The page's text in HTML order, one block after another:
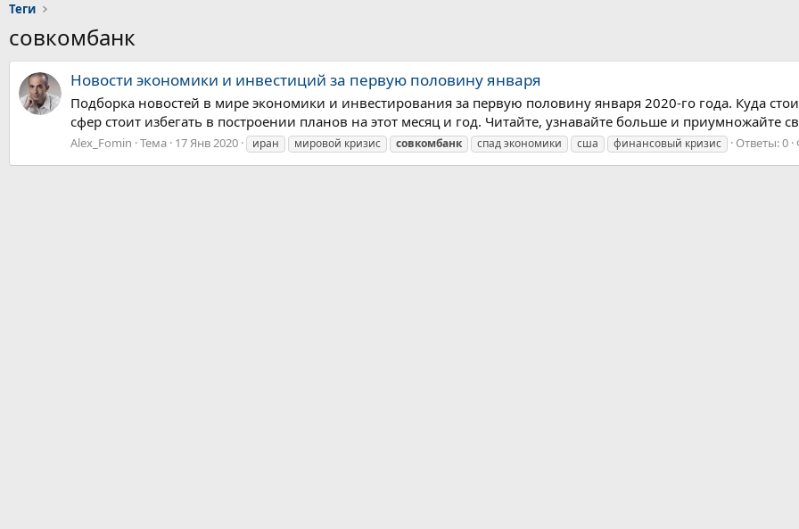
Теги
совкомбанк
Новости экономики и инвестиций за первую половину января
Подборка новостей в мире экономики и инвестирования за первую половину января 2020-го года. Куда
сфер стоит избегать в построении планов на этот месяц и год. Читайте, узнавайте больше и приумножайте
Alex_Fomin Тема 17 Янв 2020 иран мировой кризис совкомбанк спад экономики сша финансовый кризис Ответы: 0